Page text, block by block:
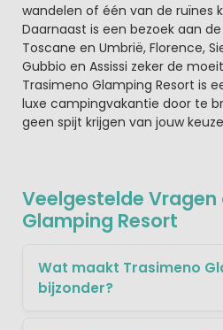
wandelen of één van de ruïnes
Daarnaast is een bezoek aan
Toscane en Umbrië, Florence,
Gubbio en Assissi zeker de
Trasimeno Glamping Resort is
luxe campingvakantie door te
geen spijt krijgen van jouw
Veelgestelde
Glamping Resort
Wat maakt Trasimeno
bijzonder?